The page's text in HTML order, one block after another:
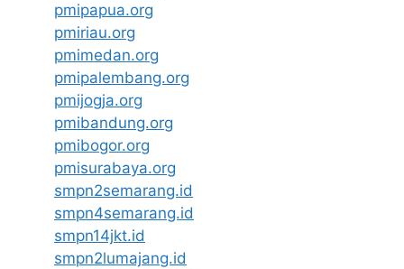
pmipapua.org
pmiriau.org
pmimedan.org
pmipalembang.org
pmijogja.org
pmibandung.org
pmibogor.org
pmisurabaya.org
smpn2semarang.id
smpn4semarang.id
smpn14jkt.id
smpn2lumajang.id